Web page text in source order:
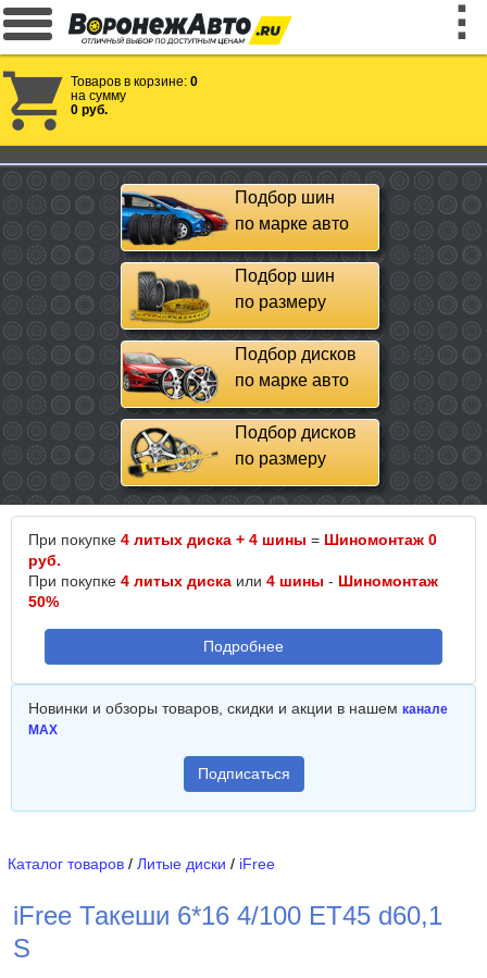
Товаров в корзине: 0
на сумму
0 руб.
Подбор шин
по марке авто
Подбор шин
по размеру
Подбор дисков
по марке авто
Подбор дисков
по размеру
При покупке 4 литых диска + 4 шины = Шиномонтаж 0
руб.
При покупке 4 литых диска или 4 шины - Шиномонтаж
50%
Подробнее
Новинки и обзоры товаров, скидки и акции в нашем канале
MAX
Подписаться
Каталог товаров / Литые диски / iFree
iFree Такеши 6*16 4/100 ET45 d60,1
S